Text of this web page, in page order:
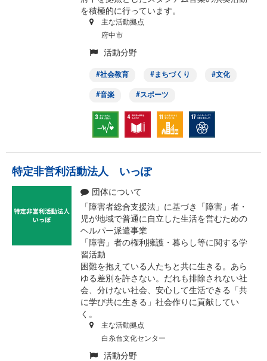
を積極的に行っています。
主な活動拠点
府中市
活動分野
社会教育 まちづくり 文化
音楽 スポーツ
特定非営利活動法人 いっぽ
団体について
「障害者総合支援法」に基づき「障害」者・
児が地域で普通に自立した生活を営むための
ヘルパー派遣事業
「障害」者の権利擁護・暮らし等に関する学
習活動
困難を抱えている人たちと共に生きる。あら
ゆる差別を許さない。だれも排除されない社
会、分けない社会、安心して生活できる「共
に学び共に生きる」社会作りに貢献してい
く。
主な活動拠点
白糸台文化センター
活動分野